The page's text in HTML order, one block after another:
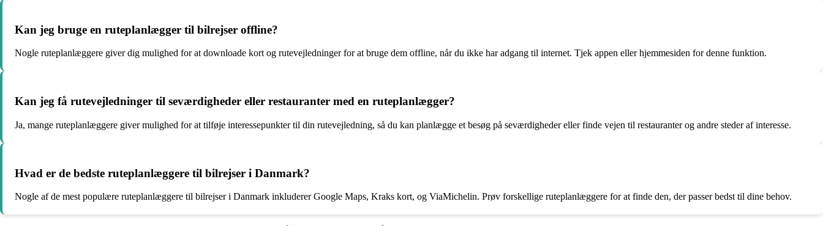
Kan jeg bruge en ruteplanlægger til bilrejser offline?
Nogle ruteplanlæggere giver dig mulighed for at downloade kort og rutevejledninger for at bruge dem offline, når du ikke har adgang til internet. Tjek appen eller hjemmesiden for denne funktion.
Kan jeg få rutevejledninger til seværdigheder eller restauranter med en ruteplanlægger?
Ja, mange ruteplanlæggere giver mulighed for at tilføje interessepunkter til din rutevejledning, så du kan planlægge et besøg på seværdigheder eller finde vejen til restauranter og andre steder af interesse.
Hvad er de bedste ruteplanlæggere til bilrejser i Danmark?
Nogle af de mest populære ruteplanlæggere til bilrejser i Danmark inkluderer Google Maps, Kraks kort, og ViaMichelin. Prøv forskellige ruteplanlæggere for at finde den, der passer bedst til dine behov.